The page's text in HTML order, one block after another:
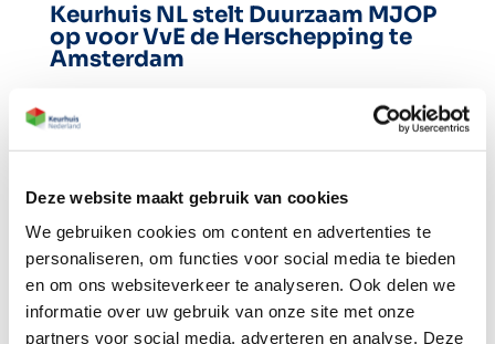
Deze website maakt gebruik van cookies
We gebruiken cookies om content en advertenties te
personaliseren, om functies voor social media te bieden
en om ons websiteverkeer te analyseren. Ook delen we
informatie over uw gebruik van onze site met onze
partners voor social media, adverteren en analyse. Deze
Keurhuis NL stelt Duurzaam MJOP
op voor VvE de Herschepping te
Amsterdam
In opdracht van Minerva Vastgoedbeheer B.V.
Amsterdam. Het doel is om zowel het reguliere
onderhoud als de mogelijke energiebesparing in
kaart te brengen.